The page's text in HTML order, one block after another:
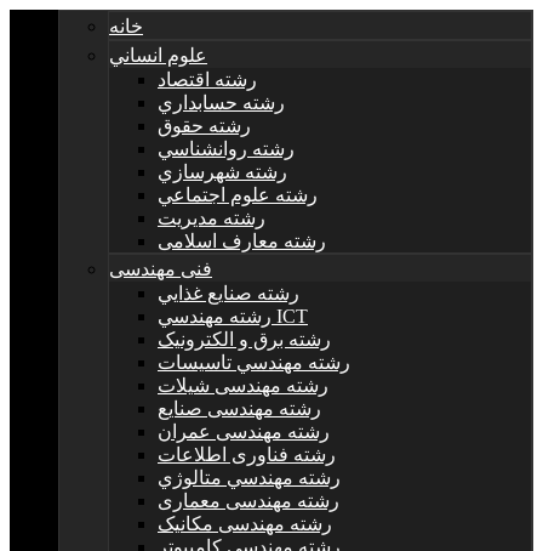
خانه
علوم انساني
رشته اقتصاد
رشته حسابداري
رشته حقوق
رشته روانشناسي
رشته شهرسازي
رشته علوم اجتماعي
رشته مديريت
رشته معارف اسلامی
فنی مهندسی
رشته صنايع غذايي
رشته مهندسي ICT
رشته برق و الکترونيک
رشته مهندسي تاسيسات
رشته مهندسی شیلات
رشته مهندسی صنایع
رشته مهندسی عمران
رشته فناوری اطلاعات
رشته مهندسي متالوژي
رشته مهندسی معماری
رشته مهندسی مکانیک
رشته مهندسی کامپیوتر